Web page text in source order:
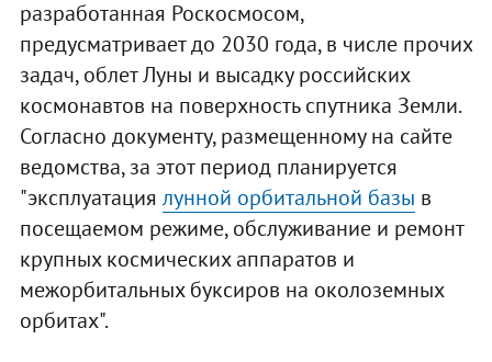
разработанная Роскосмосом,
предусматривает до 2030 года, в числе прочих
задач, облет Луны и высадку российских
космонавтов на поверхность спутника Земли.
Согласно документу, размещенному на сайте
ведомства, за этот период планируется
"эксплуатация лунной орбитальной базы в
посещаемом режиме, обслуживание и ремонт
крупных космических аппаратов и
межорбитальных буксиров на околоземных
орбитах".